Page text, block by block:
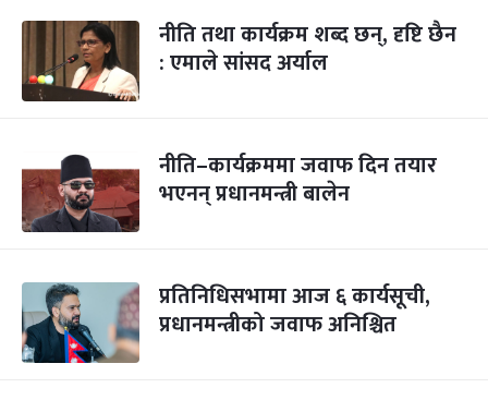
नीति तथा कार्यक्रम शब्द छन्, दृष्टि छैन
: एमाले सांसद अर्याल
नीति–कार्यक्रममा जवाफ दिन तयार
भएनन् प्रधानमन्त्री बालेन
प्रतिनिधिसभामा आज ६ कार्यसूची,
प्रधानमन्त्रीको जवाफ अनिश्चित